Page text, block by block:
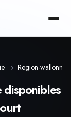
Region-wallonne